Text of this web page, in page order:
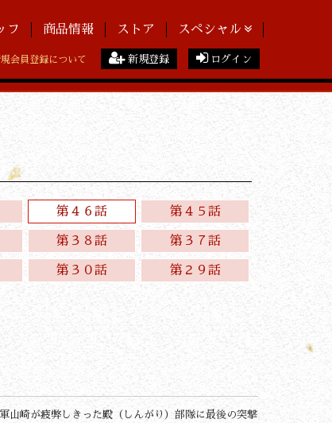
フ 商品情報 ストア スペシャル
会員登録について 新規登録 ログイン
第４６話 第４５話
第３８話 第３７話
第３０話 第２９話
山崎が疲弊しきった殿（しんがり）部隊に最後の突撃